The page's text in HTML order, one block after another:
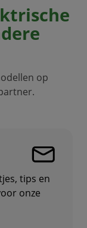
op
tips en
onze